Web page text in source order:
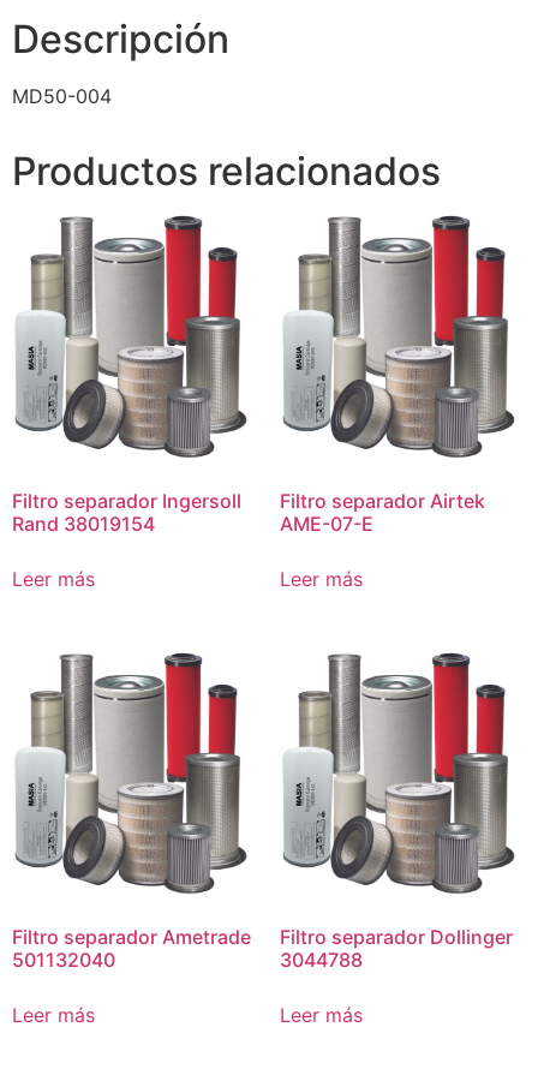
Descripción
MD50-004
Productos relacionados
Filtro separador Ingersoll
Rand 38019154
Leer más
Filtro separador Airtek
AME-07-E
Leer más
Filtro separador Ametrade
501132040
Leer más
Filtro separador Dollinger
3044788
Leer más